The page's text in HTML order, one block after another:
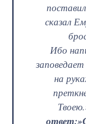
сказал
Ибо
на